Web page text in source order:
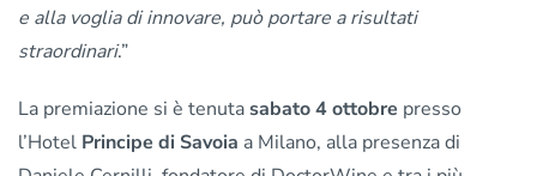
e alla voglia di innovare, può portare a risultati
straordinari.”
La premiazione si è tenutasabato 4 ottobre presso
l’Hotel Principe di Savoia a Milano, alla presenza di